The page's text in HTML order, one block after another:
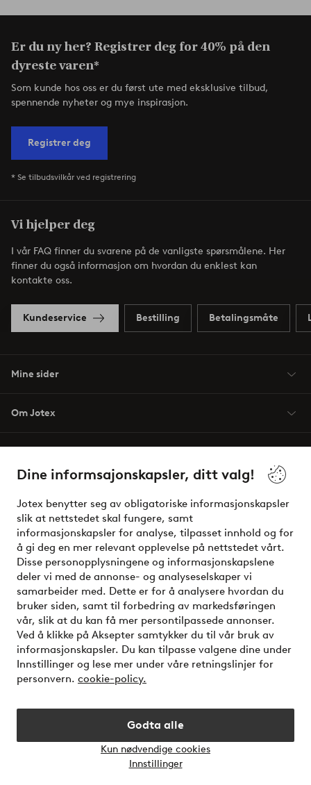
Dine informsajonskapsler, ditt valg!
Jotex benytter seg av obligatoriske informasjonskapsler
slik at nettstedet skal fungere, samt
informasjonskapsler for analyse, tilpasset innhold og for
å gi deg en mer relevant opplevelse på nettstedet vårt.
Disse personopplysningene og informasjonskapslene
deler vi med de annonse- og analyseselskaper vi
samarbeider med. Dette er for å analysere hvordan du
bruker siden, samt til forbedring av markedsføringen
vår, slik at du kan få mer persontilpassede annonser.
Ved å klikke på Aksepter samtykker du til vår bruk av
informasjonskapsler. Du kan tilpasse valgene dine under
Innstillinger og lese mer under våre retningslinjer for
personvern. cookie-policy.
Godta alle
Kun nødvendige cookies
Innstillinger
Er du ny her? Registrer deg for 40% på den
dyreste varen*
Som kunde hos oss er du først ute med eksklusive tilbud,
spennende nyheter og mye inspirasjon.
Registrer deg
* Se tilbudsvilkår ved registrering
Vi hjelper deg
I vår FAQ finner du svarene på de vanligste spørsmålene. Her
finner du også informasjon om hvordan du enklest kan
kontakte oss.
Kundeservice Bestilling Betalingsmåte
Mine sider
Om Jotex
Venner
Sikre betalinger - Betal direkte eller del opp
Vil du vite mer om våre betalingsalternativer?
elpy